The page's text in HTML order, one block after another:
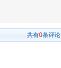
共有0条评论